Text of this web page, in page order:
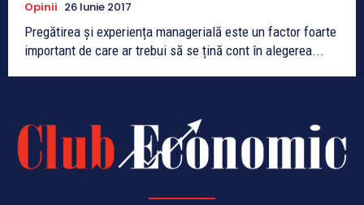
Opinii 26 Iunie 2017
Pregătirea și experiența managerială este un factor foarte
important de care ar trebui să se țină cont în alegerea...